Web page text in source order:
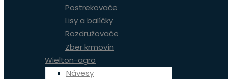
Postrekovače
Lisy a balíčky
Rozdružovače
Zber krmovín
Wielton-agro
Návesy